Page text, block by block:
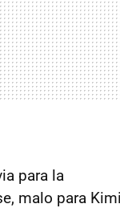
para la
malo para